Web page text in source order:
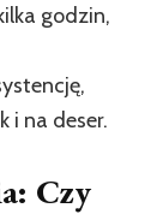
godzin,
i na deser.
Czy